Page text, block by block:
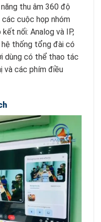
thu âm 360 độ
cuộc họp nhóm
nối: Analog và IP,
thống tổng đài có
dùng có thể thao tác
và các phím điều